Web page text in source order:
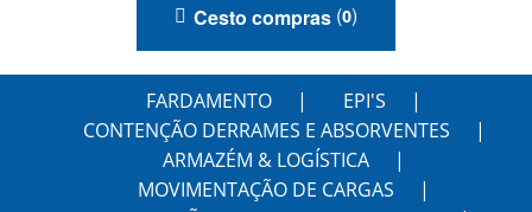
Cesto compras (0)
FARDAMENTO
EPI'S
CONTENÇÃO DERRAMES E ABSORVENTES
ARMAZÉM & LOGÍSTICA
MOVIMENTAÇÃO DE CARGAS